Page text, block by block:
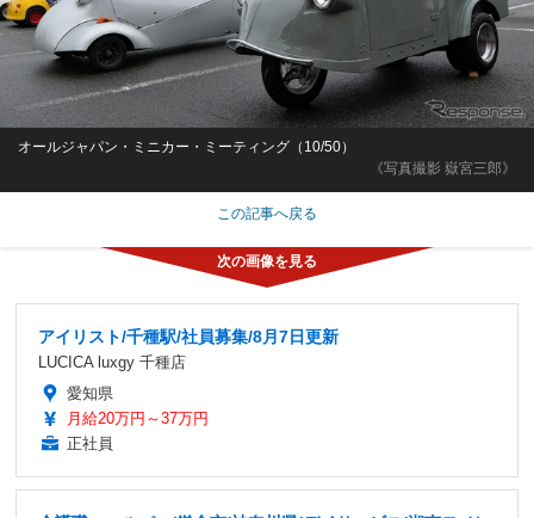
《写真撮影 嶽宮三郎》
オールジャパン・ミニカー・ミーティング（10/50）
この記事へ戻る
アイリスト/千種駅/社員募集/8月7日更新
LUCICA luxgy 千種店
愛知県
月給20万円～37万円
正社員